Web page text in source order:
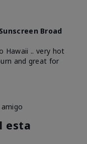
Broad
Hawaii .. very hot
and great for
esta